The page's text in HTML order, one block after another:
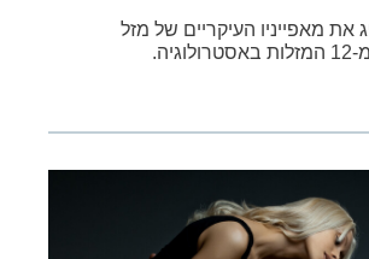
את מאפייניו העיקריים של מזל